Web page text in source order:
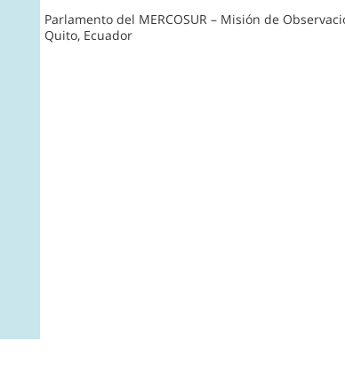
Parlamento del MERCOSUR – Misión de
Quito, Ecuador